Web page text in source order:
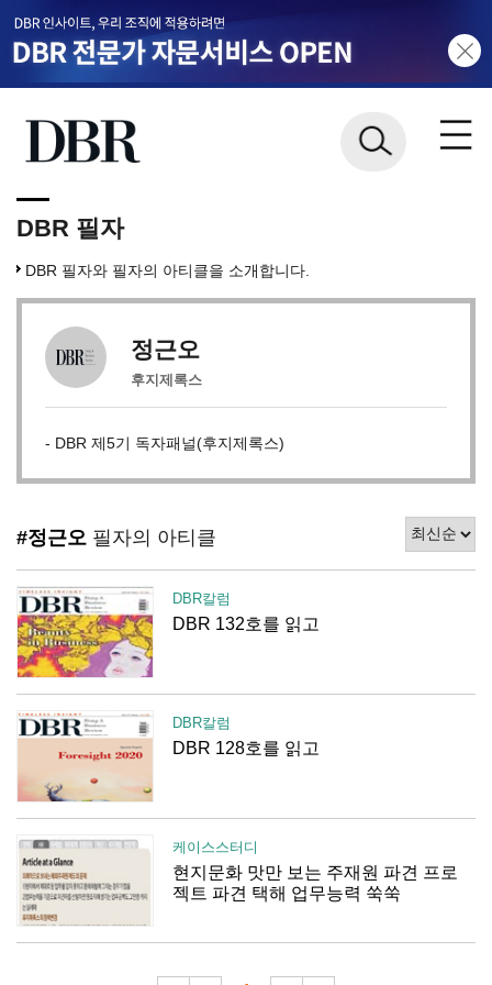
DBR 필자
DBR 필자와 필자의 아티클을 소개합니다.
정근오
후지제록스
- DBR 제5기 독자패널(후지제록스)
#정근오 필자의 아티클
DBR칼럼
DBR 132호를 읽고
DBR칼럼
DBR 128호를 읽고
케이스스터디
현지문화 맛만 보는 주재원 파견 프로
젝트 파견 택해 업무능력 쑥쑥